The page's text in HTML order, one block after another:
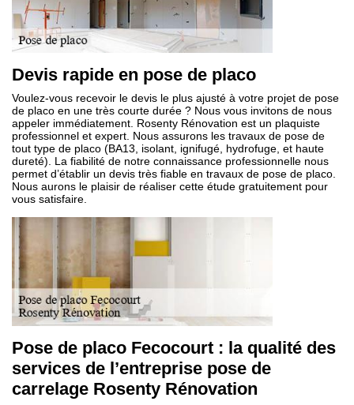
Devis rapide en pose de placo
Voulez-vous recevoir le devis le plus ajusté à votre projet de pose
de placo en une très courte durée ? Nous vous invitons de nous
appeler immédiatement. Rosenty Rénovation est un plaquiste
professionnel et expert. Nous assurons les travaux de pose de
tout type de placo (BA13, isolant, ignifugé, hydrofuge, et haute
dureté). La fiabilité de notre connaissance professionnelle nous
permet d’établir un devis très fiable en travaux de pose de placo.
Nous aurons le plaisir de réaliser cette étude gratuitement pour
vous satisfaire.
Pose de placo Fecocourt : la qualité des
services de l’entreprise pose de
carrelage Rosenty Rénovation